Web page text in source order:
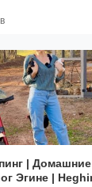
|
Эгине |